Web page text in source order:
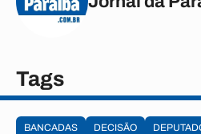
Tags
BANCADAS DECISÃO